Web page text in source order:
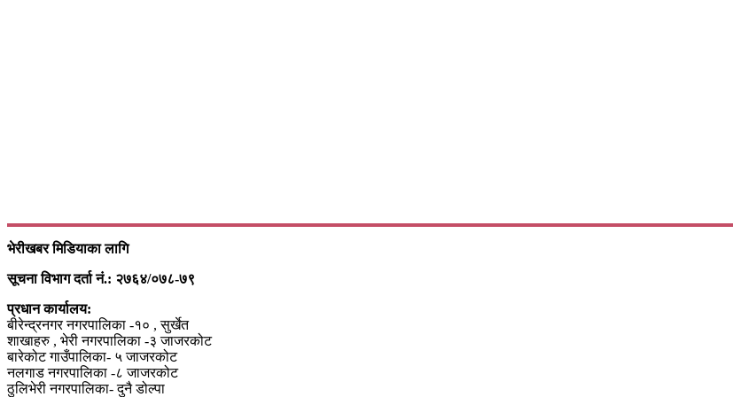
भेरीखबर मिडियाका लागि
सूचना विभाग दर्ता नं.: २७६४/०७८-७९
प्रधान कार्यालय:
बीरेन्द्रनगर नगरपालिका -१० , सुर्खेत
शाखाहरु , भेरी नगरपालिका -३ जाजरकोट
बारेकोट गाउँपालिका- ५ जाजरकोट
नलगाड नगरपालिका -८ जाजरकोट
ठुलिभेरी नगरपालिका- दुनै डोल्पा